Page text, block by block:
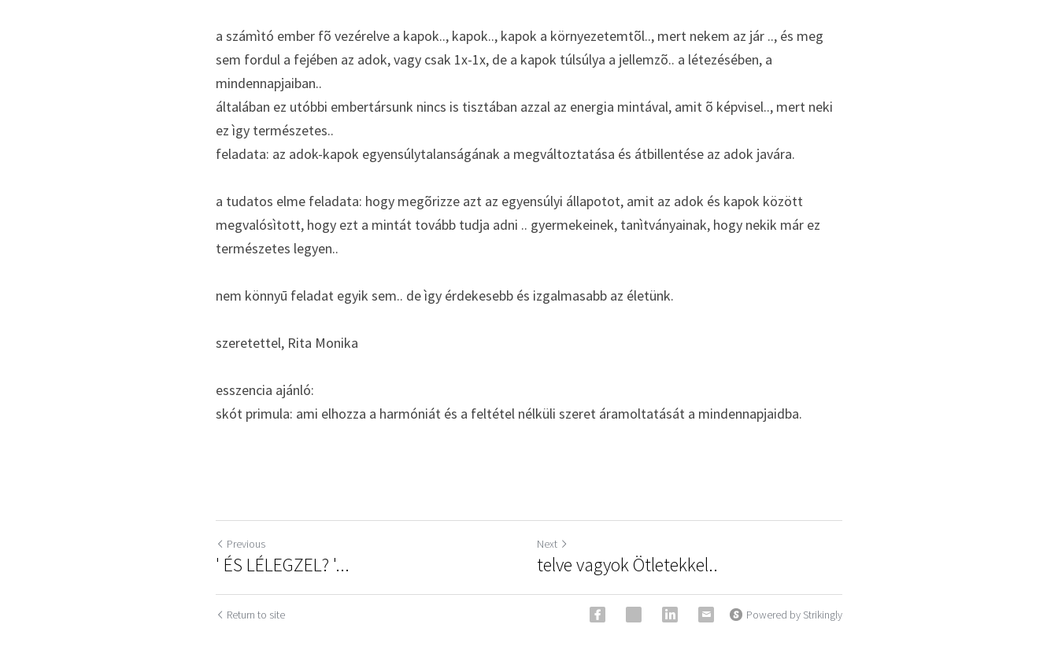
a számìtó ember fõ vezérelve a kapok.., kapok.., kapok a környezetemtõl.., mert nekem az jár .., és meg
sem fordul a fejében az adok, vagy csak 1x-1x, de a kapok túlsúlya a jellemzõ.. a létezésében, a
mindennapjaiban..
általában ez utóbbi embertársunk nincs is tisztában azzal az energia mintával, amit õ képvisel.., mert neki
ez ìgy természetes..
feladata: az adok-kapok egyensúlytalanságának a megváltoztatása és átbillentése az adok javára.
a tudatos elme feladata: hogy megõrizze azt az egyensúlyi állapotot, amit az adok és kapok között
megvalósìtott, hogy ezt a mintát tovább tudja adni .. gyermekeinek, tanìtványainak, hogy nekik már ez
természetes legyen..
nem könnyū feladat egyik sem.. de ìgy érdekesebb és izgalmasabb az életünk.
szeretettel, Rita Monika
esszencia ajánló:
skót primula: ami elhozza a harmóniát és a feltétel nélküli szeret áramoltatását a mindennapjaidba.
Previous
' ÉS LÉLEGZEL? '...
Next
telve vagyok Ötletekkel..
Return to site Powered by Strikingly